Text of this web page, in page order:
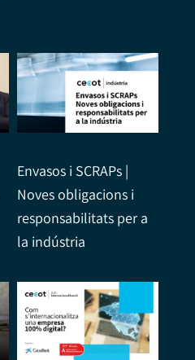
Envasos i SCRAPs |
Noves obligacions i
responsabilitats per a
la indústria